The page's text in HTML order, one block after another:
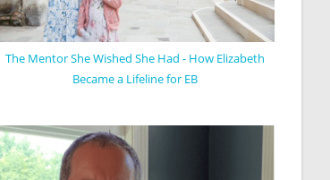
The Mentor She Wished She Had - How Elizabeth
Became a Lifeline for EB